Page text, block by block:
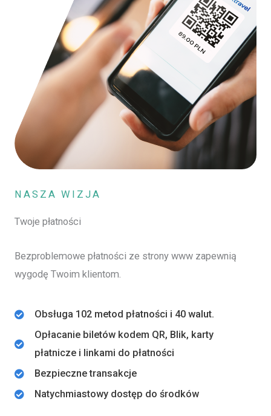
NASZA WIZJA
Twoje płatności
Bezproblemowe płatności ze strony www zapewnią
wygodę Twoim klientom.
Obsługa 102 metod płatności i 40 walut.
Opłacanie biletów kodem QR, Blik, karty
płatnicze i linkami do płatności
Bezpieczne transakcje
Natychmiastowy dostęp do środków